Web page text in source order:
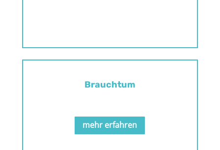
Brauchtum
mehr erfahren